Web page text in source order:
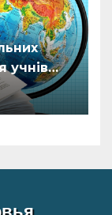
учнів